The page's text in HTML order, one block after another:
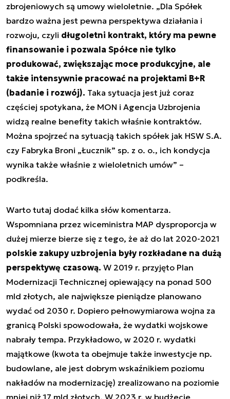
zbrojeniowych są umowy wieloletnie. „Dla Spółek
bardzo ważna jest pewna perspektywa działania i
rozwoju, czyli długoletni kontrakt, który ma pewne
finansowanie i pozwala Spółce nie tylko
produkować, zwiększając moce produkcyjne, ale
także intensywnie pracować na projektami B+R
(badanie i rozwój). Taka sytuacja jest już coraz
częściej spotykana, że MON i Agencja Uzbrojenia
widzą realne benefity takich właśnie kontraktów.
Można spojrzeć na sytuacją takich spółek jak HSW S.A.
czy Fabryka Broni „Łucznik” sp. z o. o., ich kondycja
wynika także właśnie z wieloletnich umów” –
podkreśla.
Warto tutaj dodać kilka słów komentarza.
Wspomniana przez wiceministra MAP dysproporcja w
dużej mierze bierze się z tego, że aż do lat 2020-2021
polskie zakupy uzbrojenia były rozkładane na dużą
perspektywę czasową. W 2019 r. przyjęto Plan
Modernizacji Technicznej opiewający na ponad 500
mld złotych, ale największe pieniądze planowano
wydać od 2030 r. Dopiero pełnowymiarowa wojna za
granicą Polski spowodowała, że wydatki wojskowe
nabrały tempa. Przykładowo, w 2020 r. wydatki
majątkowe (kwota ta obejmuje także inwestycje np.
budowlane, ale jest dobrym wskaźnikiem poziomu
nakładów na modernizację) zrealizowano na poziomie
mniej niż 17 mld złotych. W 2023 r. w budżecie